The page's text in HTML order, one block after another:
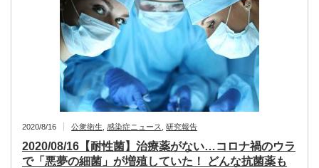
2020/8/16 公衆衛生 感染症ニュース 研究報告
2020/08/16【耐性菌】治療薬がない…コロナ禍のウラ
で「悪夢の細菌」が増殖していた！ どんな抗菌薬も